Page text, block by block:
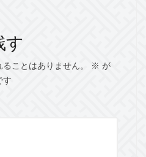
す
ことはありません。 ※ が
す